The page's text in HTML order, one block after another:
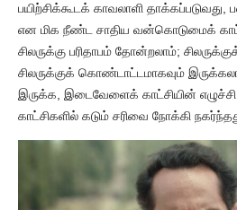
பயிற்சிக்கூடக் காவலாளி
என மிக நீண்ட சாதிய வன்கொடுமைக்
சிலருக்கு பரிதாபம் தோன்றலாம்;
சிலருக்குக் கொண்டாட்டமாகவும்
இருக்க, இடைவேளைக் காட்சியின்
காட்சிகளில் கடும் சரிவை நோக்கி